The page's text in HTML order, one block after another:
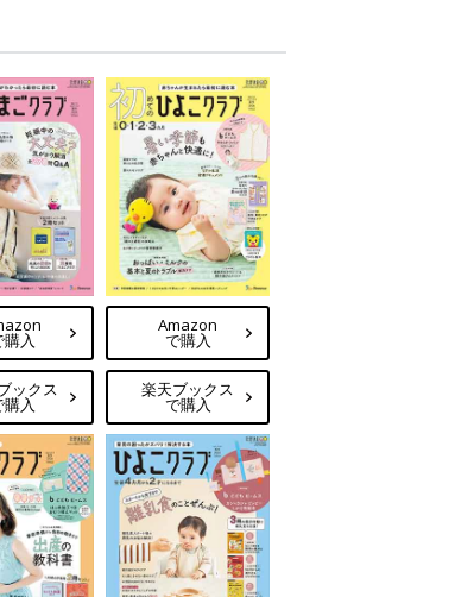
購入
ックス
購入
Amazon
で購入
楽天ブックス
で購入